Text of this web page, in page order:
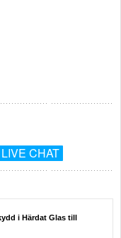
LIVE CHAT
i Härdat Glas till